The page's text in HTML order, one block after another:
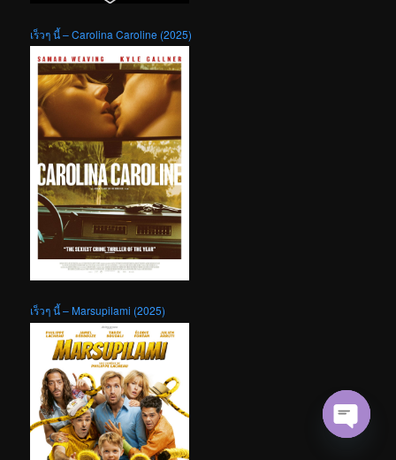
เร็วๆ นี้ – Carolina Caroline (2025)
เร็วๆ นี้ – Marsupilami (2025)